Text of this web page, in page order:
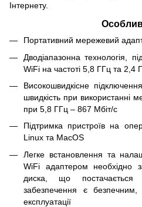
Інтернету.
Портативний мережевий
Дводіапазонна технологія,
WiFi на частоті 5,8 ГГц та 2,4
Високошвидкісне
швидкість при використанні
при 5,8 ГГц – 867 Мбіт/с
Підтримка пристроїв на
Linux та MacOS
Легке встановлення та
WiFi адаптером необхідно
диска, що постачається
забезпечення є
експлуатації